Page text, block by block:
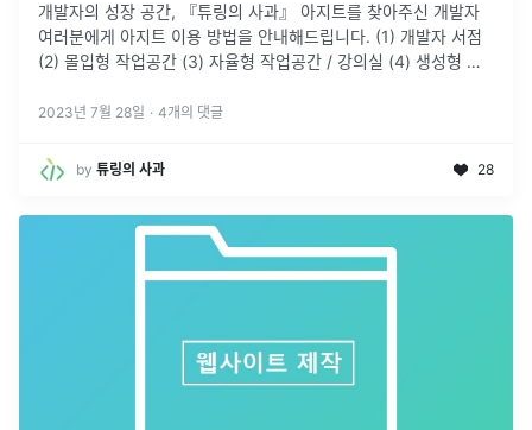
개발자의 성장 공간, 『튜링의 사과』 아지트를 찾아주신 개발자
여러분에게 아지트 이용 방법을 안내해드립니다. (1) 개발자 서점
(2) 몰입형 작업공간 (3) 자율형 작업공간 / 강의실 (4) 생성형 인
2023년 7월 28일 · 4개의 댓글
by 튜링의 사과 28